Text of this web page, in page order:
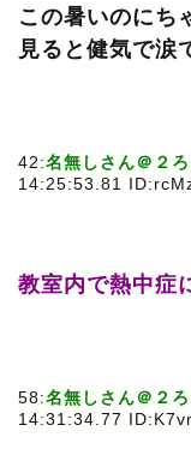
この暑いのにち
見ると健気で涙
42:名無しさん＠２
14:25:53.81
教室内で熱中症
58:名無しさん＠２
14:31:34.77